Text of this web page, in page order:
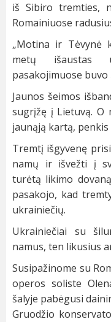
iš Sibiro tremties,
Romainiuose
„Motina ir Tėvynė
metų išaustas
pasakojimuose
Jaunos šeimos
sugrįžę į Lietuvą. O
jaunąją kartą,
Tremtį išgyvenę
namų ir išvežti į
turėtą likimo
pasakojo, kad
ukrainiečių.
Ukrainiečiai su
namus, ten likusius
Susipažinome su
operos soliste
šalyje pabėgusi
Gruodžio